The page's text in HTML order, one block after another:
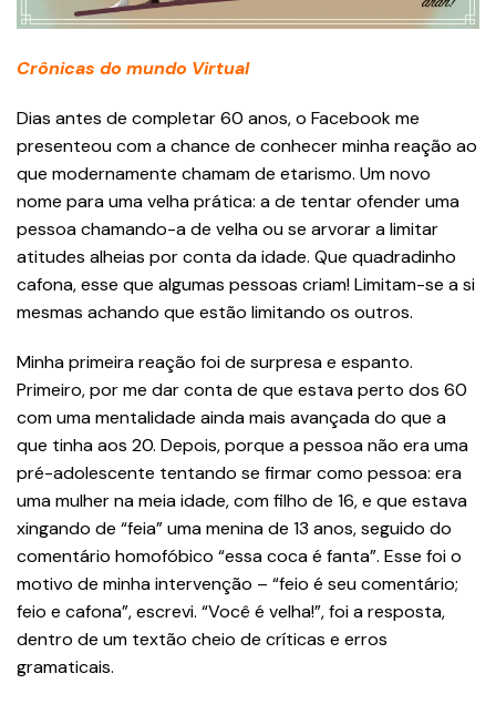
Crônicas do mundo Virtual
Dias antes de completar 60 anos, o Facebook me
presenteou com a chance de conhecer minha reação ao
que modernamente chamam de etarismo. Um novo
nome para uma velha prática: a de tentar ofender uma
pessoa chamando-a de velha ou se arvorar a limitar
atitudes alheias por conta da idade. Que quadradinho
cafona, esse que algumas pessoas criam! Limitam-se a si
mesmas achando que estão limitando os outros.
Minha primeira reação foi de surpresa e espanto.
Primeiro, por me dar conta de que estava perto dos 60
com uma mentalidade ainda mais avançada do que a
que tinha aos 20. Depois, porque a pessoa não era uma
pré-adolescente tentando se firmar como pessoa: era
uma mulher na meia idade, com filho de 16, e que estava
xingando de “feia” uma menina de 13 anos, seguido do
comentário homofóbico “essa coca é fanta”. Esse foi o
motivo de minha intervenção – “feio é seu comentário;
feio e cafona”, escrevi. “Você é velha!”, foi a resposta,
dentro de um textão cheio de críticas e erros
gramaticais.